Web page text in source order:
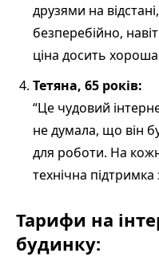
друзями на
безперебійно,
ціна досить
Тетяна, 65 років:
“Це чудовий
не думала, що він
для роботи. На
технічна
Тарифи на
будинку: